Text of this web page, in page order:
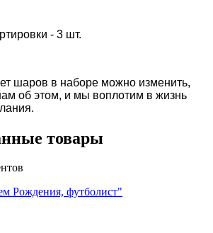
- 3 шт.
шаров в наборе можно изменить,
об этом, и мы воплотим в жизнь
товары
Рождения, футболист"